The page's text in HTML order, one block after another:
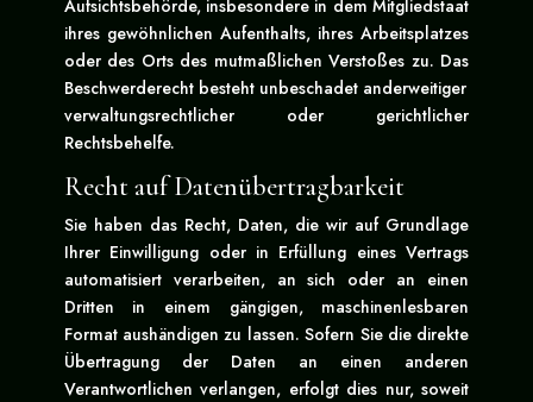
Aufsichtsbehörde, insbesondere in dem Mitgliedstaat
ihres gewöhnlichen Aufenthalts, ihres Arbeitsplatzes
oder des Orts des mutmaßlichen Verstoßes zu. Das
Beschwerderecht besteht unbeschadet anderweitiger
verwaltungsrechtlicher oder gerichtlicher
Rechtsbehelfe.
Recht auf Datenübertragbarkeit
Sie haben das Recht, Daten, die wir auf Grundlage
Ihrer Einwilligung oder in Erfüllung eines Vertrags
automatisiert verarbeiten, an sich oder an einen
Dritten in einem gängigen, maschinenlesbaren
Format aushändigen zu lassen. Sofern Sie die direkte
Übertragung der Daten an einen anderen
Verantwortlichen verlangen, erfolgt dies nur, soweit